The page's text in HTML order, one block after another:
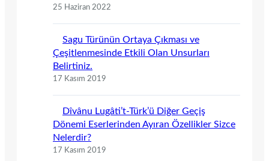
25 Haziran 2022
Sagu Türünün Ortaya Çıkması ve
Çeşitlenmesinde Etkili Olan Unsurları
Belirtiniz.
17 Kasım 2019
Dîvânu Lugâti’t-Türk’ü Diğer Geçiş
Dönemi Eserlerinden Ayıran Özellikler Sizce
Nelerdir?
17 Kasım 2019